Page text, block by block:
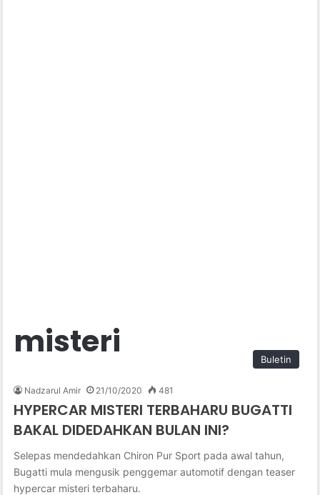
misteri Buletin
Nadzarul Amir 21/10/2020 481
HYPERCAR MISTERI TERBAHARU BUGATTI
BAKAL DIDEDAHKAN BULAN INI?
Selepas mendedahkan Chiron Pur Sport pada awal tahun,
Bugatti mula mengusik penggemar automotif dengan teaser
hypercar misteri terbaharu.